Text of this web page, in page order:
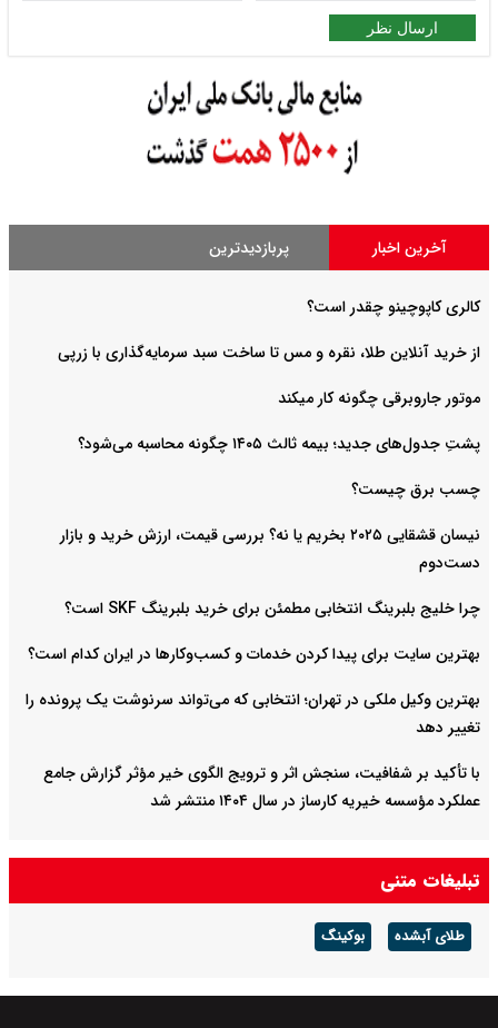
ارسال نظر
آخرین اخبار پربازدیدترین
کالری کاپوچینو چقدر است؟
از خرید آنلاین طلا، نقره و مس تا ساخت سبد سرمایه‌گذاری با زرپی
موتور جاروبرقی چگونه کار میکند
پشتِ جدول‌های جدید؛ بیمه ثالث ۱۴۰۵ چگونه محاسبه می‌شود؟
چسب برق چیست؟
نیسان قشقایی ۲۰۲۵ بخریم یا نه؟ بررسی قیمت، ارزش خرید و بازار
دست‌دوم
چرا خلیج بلبرینگ انتخابی مطمئن برای خرید بلبرینگ SKF است؟
بهترین سایت برای پیدا کردن خدمات و کسب‌وکارها در ایران کدام است؟
بهترین وکیل ملکی در تهران؛ انتخابی که می‌تواند سرنوشت یک پرونده را
تغییر دهد
با تأکید بر شفافیت، سنجش اثر و ترویج الگوی خیر مؤثر گزارش جامع
عملکرد مؤسسه خیریه کارساز در سال ۱۴۰۴ منتشر شد
تبلیغات متنی
طلای آبشده بوکینگ